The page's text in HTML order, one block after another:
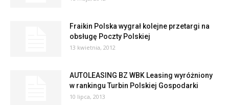
Fraikin Polska wygrał kolejne przetargi na
obsługę Poczty Polskiej
13 kwietnia, 2012
AUTOLEASING BZ WBK Leasing wyróżniony
w rankingu Turbin Polskiej Gospodarki
10 lipca, 2013